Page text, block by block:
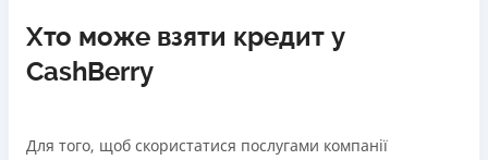
Хто може взяти кредит у
CashBerry
Для того, щоб скористатися послугами компанії